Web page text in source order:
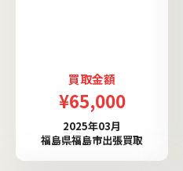
買取金額
¥65,000
2025年03月
福島県福島市出張買取